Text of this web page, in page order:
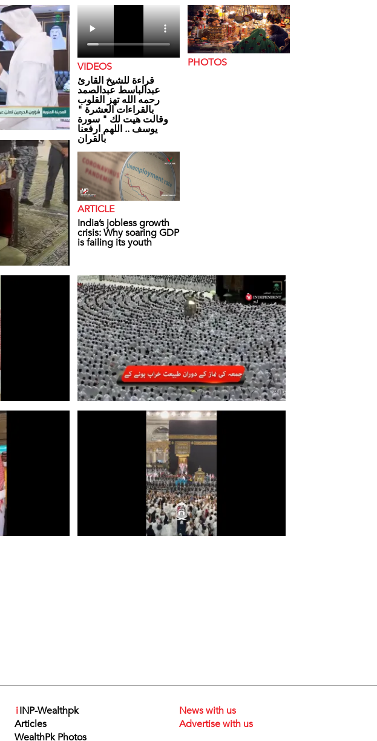
VIDEOS
قراءة للشيخ القارئ
عبدالباسط عبدالصمد
رحمه الله تهز القلوب
بالقراءات العشرة "
وقالت هيت لك " سورة
يوسف .. اللهم ارفعنا
بالقران
PHOTOS
ARTICLE
India’s jobless growth
crisis: Why soaring GDP
is failing its youth
iINP-Wealthpk
Articles
WealthPk Photos
News with us
Advertise with us